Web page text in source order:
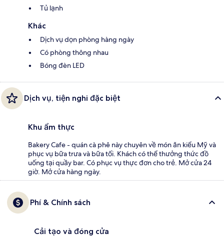
Tủ lạnh
Khác
Dịch vụ dọn phòng hàng ngày
Có phòng thông nhau
Bóng đèn LED
Dịch vụ, tiện nghi đặc biệt
Khu ẩm thực
Bakery Cafe - quán cà phê này chuyên về món ăn kiểu Mỹ và
phục vụ bữa trưa và bữa tối. Khách có thể thưởng thức đồ
uống tại quầy bar. Có phục vụ thực đơn cho trẻ. Mở cửa 24
giờ. Mở cửa hàng ngày.
Phí & Chính sách
Cải tạo và đóng cửa